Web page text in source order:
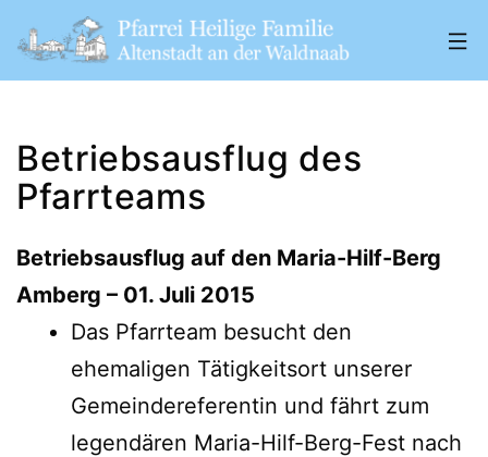
Inhalt
Familie"
Altenstadt
a.
d.
Betriebsausflug des
Pfarrteams
Betriebsausflug auf den Maria-Hilf-Berg
Amberg – 01. Juli 2015
Das Pfarrteam besucht den
ehemaligen Tätigkeitsort unserer
Gemeindereferentin und fährt zum
legendären Maria-Hilf-Berg-Fest nach